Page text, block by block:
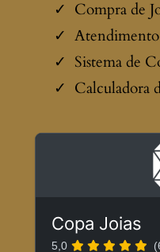
Compra de
Sistema de
Calculadora
Copa Joias
5,0